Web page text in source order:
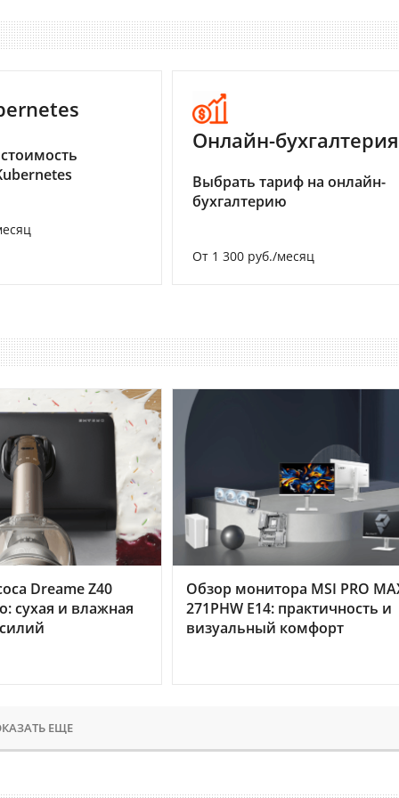
Онлайн-бухгалтерия
Выбрать тариф на онлайн-
бухгалтерию
От 1 300 руб./месяц
Dreame Z40
сухая и влажная
Обзор монитора MSI PRO
271PHW E14: практичность и
визуальный комфорт
ЕЩЕ